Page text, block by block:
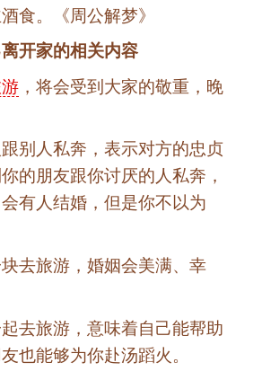
食。《周公解梦》
开家的相关内容
，将会受到大家的敬重，晚
别人私奔，表示对方的忠贞
的朋友跟你讨厌的人私奔，
有人结婚，但是你不以为
去旅游，婚姻会美满、幸
去旅游，意味着自己能帮助
也能够为你赴汤蹈火。